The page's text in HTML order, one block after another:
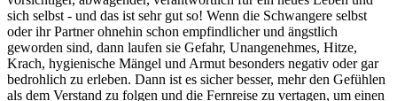
sich selbst - und das ist sehr gut so! Wenn die Schwangere selbst
oder ihr Partner ohnehin schon empfindlicher und ängstlich
geworden sind, dann laufen sie Gefahr, Unangenehmes, Hitze,
Krach, hygienische Mängel und Armut besonders negativ oder gar
bedrohlich zu erleben. Dann ist es sicher besser, mehr den Gefühlen
als dem Verstand zu folgen und die Fernreise zu vertagen, um einen